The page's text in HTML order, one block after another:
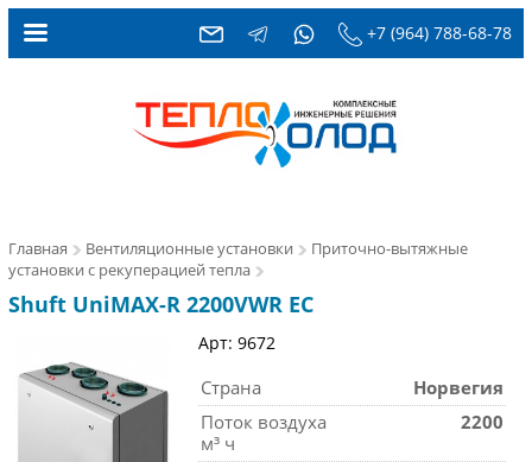
+7 (964) 788-68-78
Главная Вентиляционные установки
Приточно-вытяжные
установки с рекуперацией тепла
Shuft UniMAX-R 2200VWR EC
Арт: 9672
Страна
Норвегия
Поток воздуха
м³ ч
2200